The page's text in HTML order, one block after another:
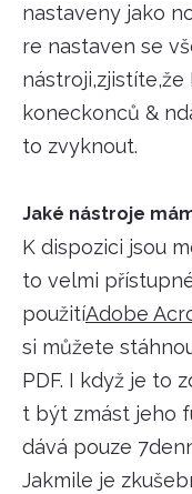
nastaveny jako
re nastaven se
nástroji,zjistíte,že
koneckonců &
to zvyknout.
Jaké nástroje
K dispozici jsou
to velmi
použitíAdobe
si můžete
PDF. I když je to
t být zmást jeho
dává pouze
Jakmile je